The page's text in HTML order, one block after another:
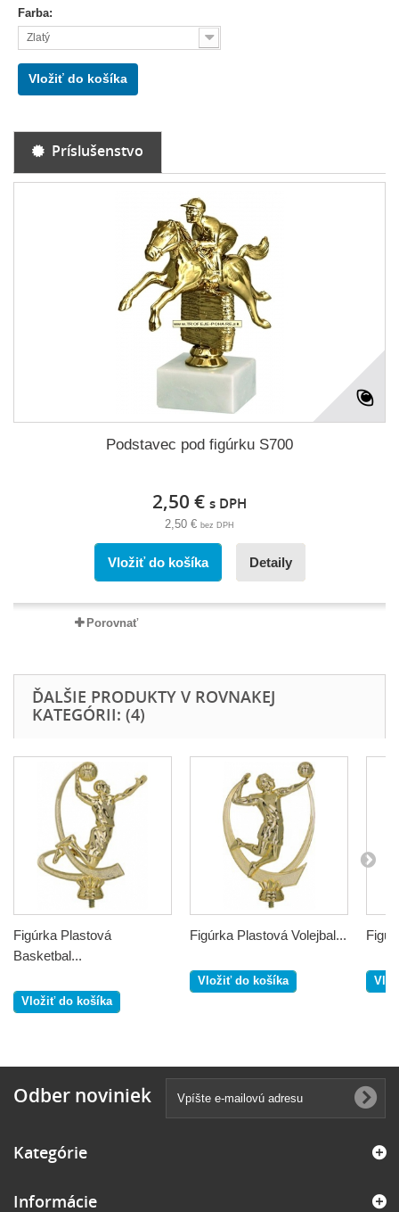
Farba:
Zlatý
Vložiť do košíka
Príslušenstvo
Podstavec pod figúrku S700
2,50 € s DPH
2,50 € bez DPH
Vložiť do košíka Detaily
Porovnať
ĎALŠIE PRODUKTY V ROVNAKEJ
KATEGÓRII: (4)
Figúrka Plastová
Basketbal...
Vložiť do košíka
Figúrka Plastová Volejbal...
Vložiť do košíka
Odber noviniek
Kategórie
Informácie